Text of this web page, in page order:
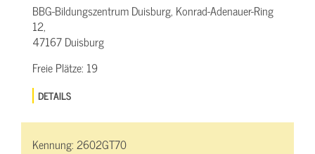
BBG-Bildungszentrum Duisburg, Konrad-Adenauer-Ring
12,
47167 Duisburg
Freie Plätze: 19
DETAILS
Kennung:2602GT70